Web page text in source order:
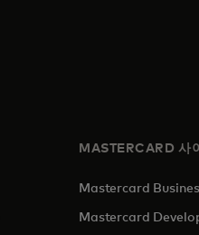
MASTERCARD 사
Mastercard
Mastercard